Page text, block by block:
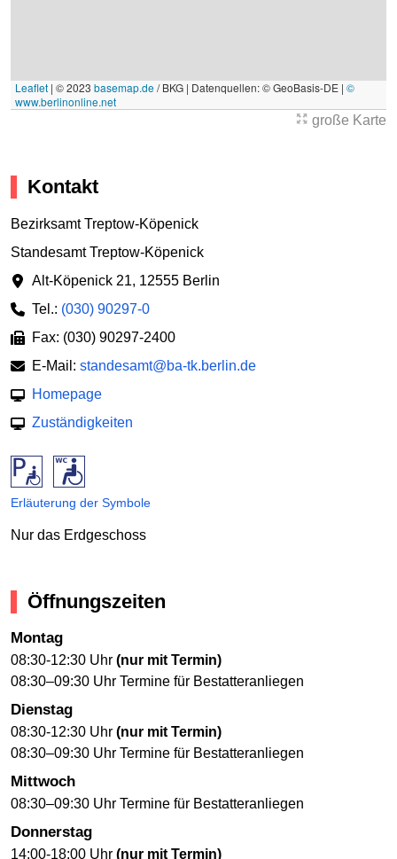
Leaflet | © 2023 basemap.de/ BKG | Datenquellen: © GeoBasis-DE | ©
www.berlinonline.net
große Karte
Kontakt
Bezirksamt Treptow-Köpenick
Standesamt Treptow-Köpenick
Alt-Köpenick 21, 12555 Berlin
Tel.: (030) 90297-0
Fax: (030) 90297-2400
E-Mail: standesamt@ba-tk.berlin.de
Homepage
Zuständigkeiten
Erläuterung der Symbole
Nur das Erdgeschoss
Öffnungszeiten
Montag
08:30-12:30 Uhr (nur mit Termin)
08:30–09:30 Uhr Termine für Bestatteranliegen
Dienstag
08:30-12:30 Uhr (nur mit Termin)
08:30–09:30 Uhr Termine für Bestatteranliegen
Mittwoch
08:30–09:30 Uhr Termine für Bestatteranliegen
Donnerstag
14:00-18:00 Uhr (nur mit Termin)